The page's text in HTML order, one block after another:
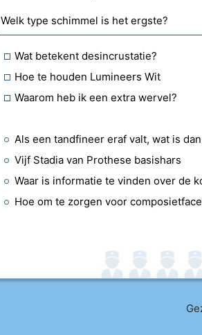
Welk type schimmel is het ergste?
Wat betekent desincrustatie?
Hoe te houden Lumineers Wit
Waarom heb ik een extra wervel?
Als een tandfineer eraf valt, wat is
Vijf Stadia van Prothese basishars
Waar is informatie te vinden over de
Hoe om te zorgen voor